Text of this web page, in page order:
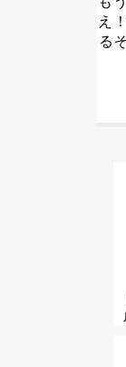
ん、なぜか
功してる